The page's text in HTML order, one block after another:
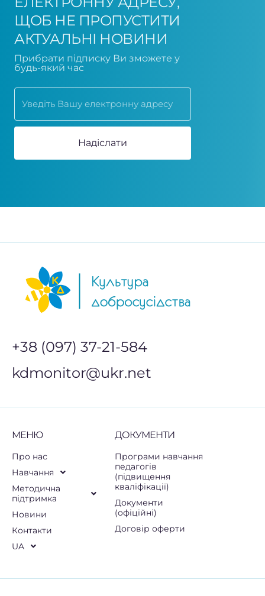
ЩОБ НЕ ПРОПУСТИТИ
АКТУАЛЬНІ НОВИНИ
Прибрати підписку Ви зможете у
будь-який час
Надіслати
+38 (097) 37-21-584
kdmonitor@ukr.net
МЕНЮ
Про нас
Навчання
Методична
підтримка
Новини
Контакти
UA
ДОКУМЕНТИ
Програми навчання
педагогів
(підвищення
кваліфікації)
Документи
(офіційні)
Договір оферти